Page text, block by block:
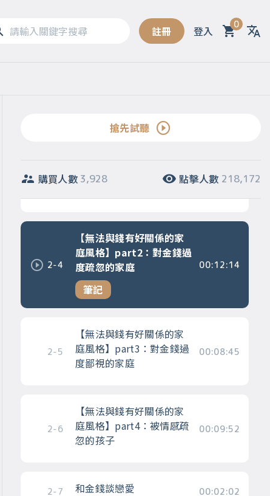
註冊 登入 0
搶先試聽
購買人數 3,928 點擊人數 218,172
2-3
庭風格】part1：對金錢過
00:09:29
2-4
【無法與錢有好關係的家
庭風格】part2：對金錢過
度疏忽的家庭
筆記
00:12:14
2-5
【無法與錢有好關係的家
庭風格】part3：對金錢過
度鄙視的家庭
00:08:45
2-6
【無法與錢有好關係的家
庭風格】part4：被情感疏
忽的孩子
00:09:52
2-7 和金錢談戀愛 00:02:02